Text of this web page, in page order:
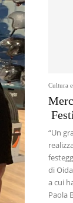
Cultura
“Un
di
a cui
Paola